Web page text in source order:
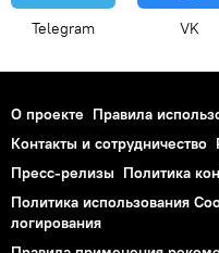
Telegram VK
О проекте Правила
Контакты и сотрудничество
Пресс-релизы Политика
Политика использования
логирования